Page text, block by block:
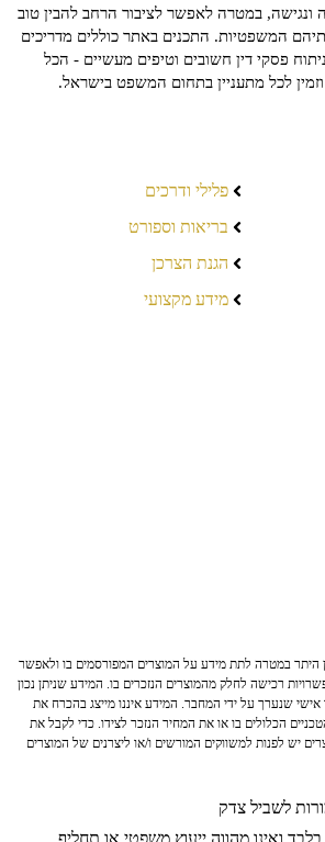
ונגישה, במטרה לאפשר לציבור הרחב להבין טוב
המשפטיות. התכנים באתר כוללים מדריכים
פסקי דין חשובים וטיפים מעשיים - הכל
לכל מתעניין בתחום המשפט בישראל.
פלילי ודרכים
בריאות וספורט
הגנת הצרכן
מידע מקצועי
היתר במטרה לתת מידע על המוצרים המפורסמים בו ולאפשר
רכישה לחלק מהמוצרים הנזכרים בו. המידע שניתן נכון
אישי שנערך על ידי המחבר. המידע איננו מייצג בהכרח את
הכלולים בו או את המחיר הנזכר לצידו. כדי לקבל את
יש לפנות למשווקים המורשים ו/או ליצרנים של המוצרים